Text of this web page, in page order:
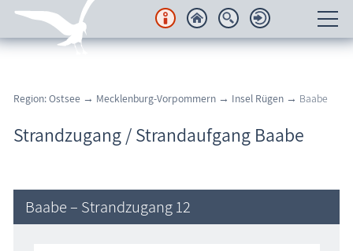
Regionales
Urlaubsorte
Freizeit
Region: Ostsee → Mecklenburg-Vorpommern → Insel Rügen → Baabe
Strandzugang / Strandaufgang Baabe
Baabe – Strandzugang 12